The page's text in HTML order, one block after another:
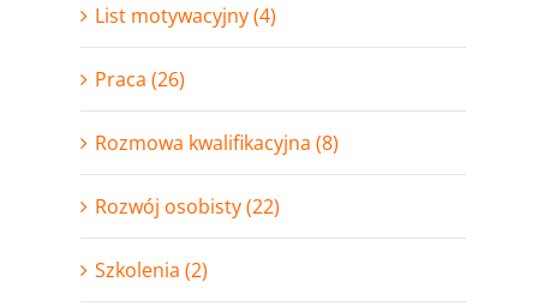
List motywacyjny (4)
Praca (26)
Rozmowa kwalifikacyjna (8)
Rozwój osobisty (22)
Szkolenia (2)